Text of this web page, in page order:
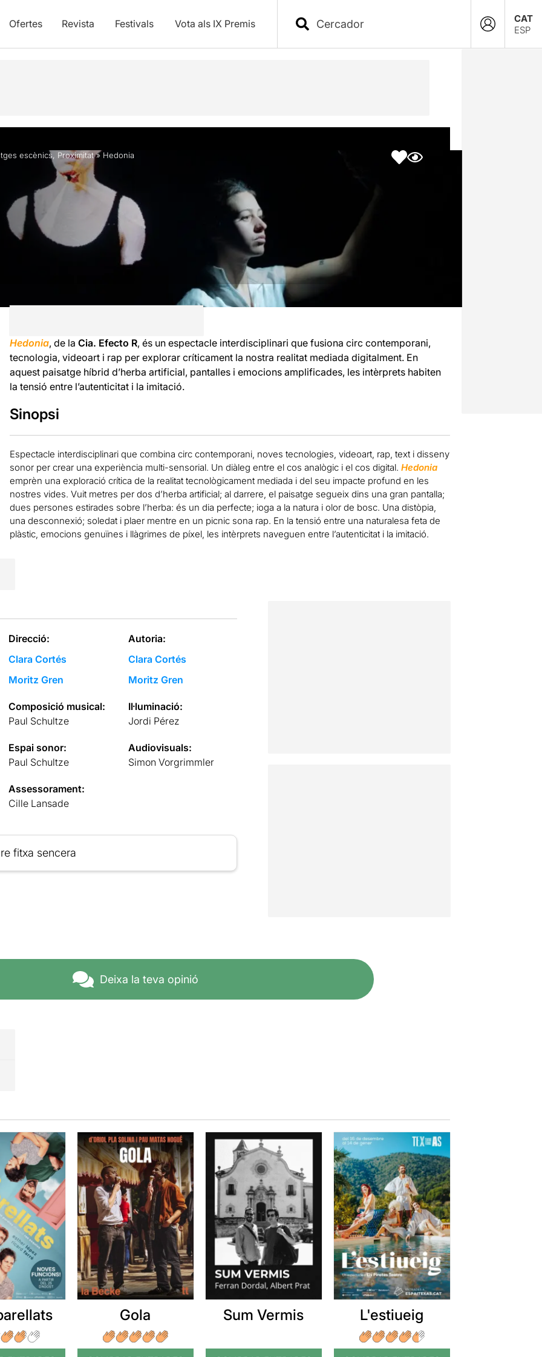
Ofertes Revista Festivals Vota als IX Premis
CAT
ESP
escènics, Proximitat» Hedonia
Hedonia, de la Cia. Efecto R, és un espectacle interdisciplinari que fusiona circ contemporani,
tecnologia, videoart i rap per explorar críticament la nostra realitat mediada digitalment. En
aquest paisatge híbrid d’herba artificial, pantalles i emocions amplificades, les intèrprets habiten
la tensió entre l’autenticitat i la imitació.
Sinopsi
Espectacle interdisciplinari que combina circ contemporani, noves tecnologies, videoart, rap, text i disseny
sonor per crear una experiència multi-sensorial. Un diàleg entre el cos analògic i el cos digital. Hedonia
emprèn una exploració crítica de la realitat tecnològicament mediada i del seu impacte profund en les
nostres vides. Vuit metres per dos d’herba artificial; al darrere, el paisatge segueix dins una gran pantalla;
dues persones estirades sobre l’herba: és un dia perfecte; ioga a la natura i olor de bosc. Una distòpia,
una desconnexió; soledat i plaer mentre en un picnic sona rap. En la tensió entre una naturalesa feta de
plàstic, emocions genuïnes i llàgrimes de píxel, les intèrprets naveguen entre l’autenticitat i la imitació.
Direcció:
Clara Cortés
Moritz Gren
Autoria:
Clara Cortés
Moritz Gren
Composició musical:
Paul Schultze
Il·luminació:
Jordi Pérez
Espai sonor:
Paul Schultze
Audiovisuals:
Simon Vorgrimmler
Assessorament:
Cille Lansade
fitxa sencera
Deixa la teva opinió
Gola Sum Vermis L'estiueig